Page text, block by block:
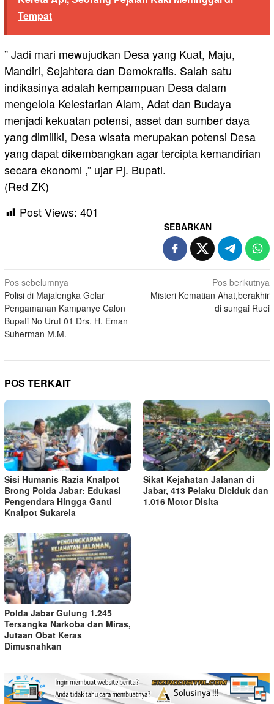
Tempat
” Jadi mari mewujudkan Desa yang Kuat, Maju,
Mandiri, Sejahtera dan Demokratis. Salah satu
indikasinya adalah kempampuan Desa dalam
mengelola Kelestarian Alam, Adat dan Budaya
menjadi kekuatan potensi, asset dan sumber daya
yang dimiliki, Desa wisata merupakan potensi Desa
yang dapat dikembangkan agar tercipta kemandirian
secara ekonomi ,” ujar Pj. Bupati.
(Red ZK)
Post Views: 401
SEBARKAN
Navigasi
pos
Pos sebelumnya
Polisi di Majalengka Gelar
Pengamanan Kampanye Calon
Bupati No Urut 01 Drs. H. Eman
Suherman M.M.
Pos berikutnya
Misteri Kematian Ahat,berakhir
di sungai Ruei
POS TERKAIT
Sisi Humanis Razia Knalpot
Brong Polda Jabar: Edukasi
Pengendara Hingga Ganti
Knalpot Sukarela
Sikat Kejahatan Jalanan di
Jabar, 413 Pelaku Diciduk dan
1.016 Motor Disita
Polda Jabar Gulung 1.245
Tersangka Narkoba dan Miras,
Jutaan Obat Keras
Dimusnahkan